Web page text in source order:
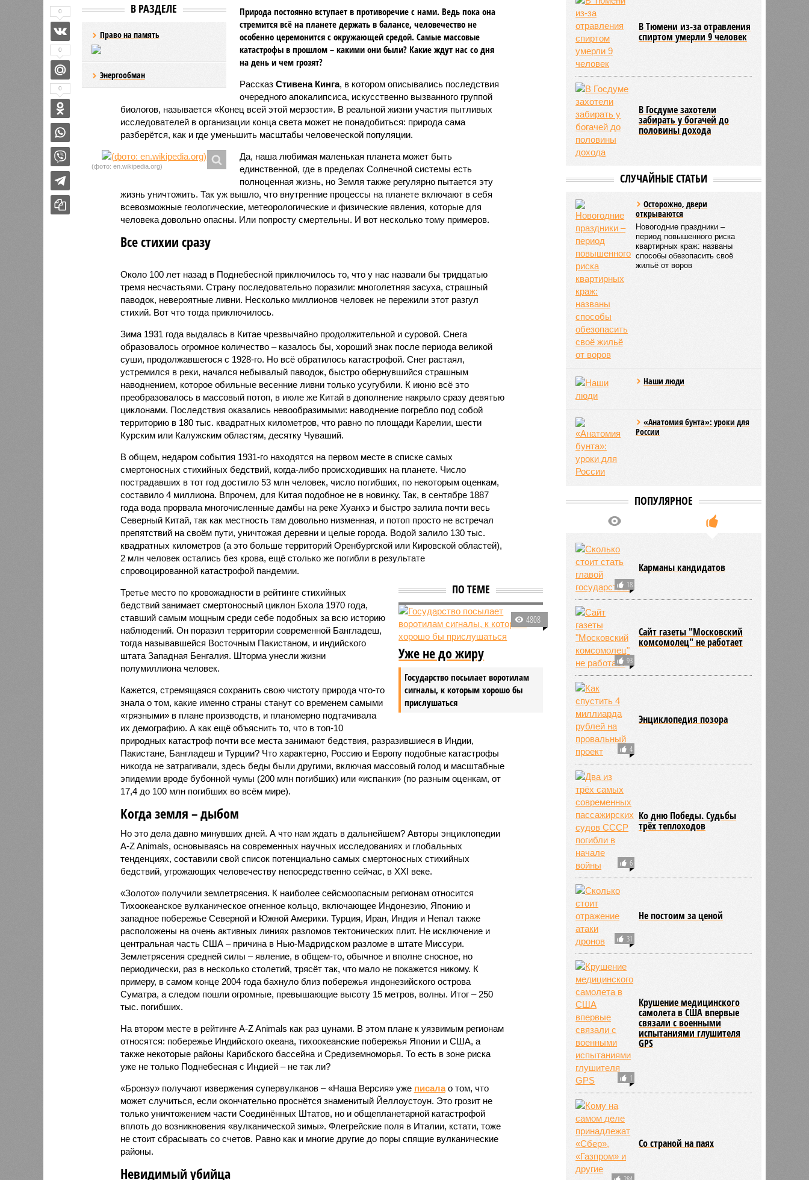
В РАЗДЕЛЕ
Право на память
Энергообман
Природа постоянно вступает в противоречие с нами. Ведь пока она
стремится всё на планете держать в балансе, человечество не
особенно церемонится с окружающей средой. Самые массовые
катастрофы в прошлом – какими они были? Какие ждут нас со дня
на день и чем грозят?
Рассказ Стивена Кинга, в котором описывались последствия
очередного апокалипсиса, искусственно вызванного группой
биологов, называется «Конец всей этой мерзости». В реальной жизни участия пытливых
исследователей в организации конца света может не понадобиться: природа сама
разберётся, как и где уменьшить масштабы человеческой популяции.
(фото: en.wikipedia.org)
Да, наша любимая маленькая планета может быть
единственной, где в пределах Солнечной системы есть
полноценная жизнь, но Земля также регулярно пытается эту
жизнь уничтожить. Так уж вышло, что внутренние процессы на планете включают в себя
всевозможные геологические, метеорологические и физические явления, которые для
человека довольно опасны. Или попросту смертельны. И вот несколько тому примеров.
Все стихии сразу
Около 100 лет назад в Поднебесной приключилось то, что у нас назвали бы тридцатью
тремя несчастьями. Страну последовательно поразили: многолетняя засуха, страшный
паводок, невероятные ливни. Несколько миллионов человек не пережили этот разгул
стихий. Вот что тогда приключилось.
Зима 1931 года выдалась в Китае чрезвычайно продолжительной и суровой. Снега
образовалось огромное количество – казалось бы, хороший знак после периода великой
суши, продолжавшегося с 1928-го. Но всё обратилось катастрофой. Снег растаял,
устремился в реки, начался небывалый паводок, быстро обернувшийся страшным
наводнением, которое обильные весенние ливни только усугубили. К июню всё это
преобразовалось в массовый потоп, в июле же Китай в дополнение накрыло сразу девятью
циклонами. Последствия оказались невообразимыми: наводнение погребло под собой
территорию в 180 тыс. квадратных километров, что равно по площади Карелии, шести
Курским или Калужским областям, десятку Чуваший.
В общем, недаром события 1931-го находятся на первом месте в списке самых
смертоносных стихийных бедствий, когда-либо происходивших на планете. Число
пострадавших в тот год достигло 53 млн человек, число погибших, по некоторым оценкам,
составило 4 миллиона. Впрочем, для Китая подобное не в новинку. Так, в сентябре 1887
года вода прорвала многочисленные дамбы на реке Хуанхэ и быстро залила почти весь
Северный Китай, так как местность там довольно низменная, и потоп просто не встречал
препятствий на своём пути, уничтожая деревни и целые города. Водой залило 130 тыс.
квадратных километров (а это больше территорий Оренбургской или Кировской областей),
2 млн человек остались без крова, ещё столько же погибли в результате
спровоцированной катастрофой пандемии.
ПО ТЕМЕ
4808
Уже не до жиру
Государство посылает воротилам
сигналы, к которым хорошо бы
прислушаться
Третье место по кровожадности в рейтинге стихийных
бедствий занимает смертоносный циклон Бхола 1970 года,
ставший самым мощным среди себе подобных за всю историю
наблюдений. Он поразил территории современной Бангладеш,
тогда называвшейся Восточным Пакистаном, и индийского
штата Западная Бенгалия. Шторма унесли жизни
полумиллиона человек.
Кажется, стремящаяся сохранить свою чистоту природа что-то
знала о том, какие именно страны станут со временем самыми
«грязными» в плане производств, и планомерно подтачивала
их демографию. А как ещё объяснить то, что в топ-10
природных катастроф почти все места занимают бедствия, разразившиеся в Индии,
Пакистане, Бангладеш и Турции? Что характерно, Россию и Европу подобные катастрофы
никогда не затрагивали, здесь беды были другими, включая массовый голод и масштабные
эпидемии вроде бубонной чумы (200 млн погибших) или «испанки» (по разным оценкам, от
17,4 до 100 млн погибших во всём мире).
Когда земля – дыбом
Но это дела давно минувших дней. А что нам ждать в дальнейшем? Авторы энциклопедии
A-Z Animals, основываясь на современных научных исследованиях и глобальных
тенденциях, составили свой список потенциально самых смертоносных стихийных
бедствий, угрожающих человечеству непосредственно сейчас, в XXI веке.
«Золото» получили землетрясения. К наиболее сейсмоопасным регионам относится
Тихоокеанское вулканическое огненное кольцо, включающее Индонезию, Японию и
западное побережье Северной и Южной Америки. Турция, Иран, Индия и Непал также
расположены на очень активных линиях разломов тектонических плит. Не исключение и
центральная часть США – причина в Нью-Мадридском разломе в штате Миссури.
Землетрясения средней силы – явление, в общем-то, обычное и вполне сносное, но
периодически, раз в несколько столетий, трясёт так, что мало не покажется никому. К
примеру, в самом конце 2004 года бахнуло близ побережья индонезийского острова
Суматра, а следом пошли огромные, превышающие высоту 15 метров, волны. Итог – 250
тыс. погибших.
На втором месте в рейтинге A-Z Animals как раз цунами. В этом плане к уязвимым регионам
относятся: побережье Индийского океана, тихо­океанские побережья Японии и США, а
также некоторые районы Карибского бассейна и Средиземноморья. То есть в зоне риска
уже не только Поднебесная с Индией – не так ли?
«Бронзу» получают извержения супервулканов – «Наша Версия» уже писалао том, что
может случиться, если окончательно проснётся знаменитый Йеллоустоун. Это грозит не
только уничтожением части Соединённых Штатов, но и общепланетарной катастрофой
вплоть до возникновения «вулканической зимы». Флегрейские поля в Италии, кстати, тоже
не стоит сбрасывать со счетов. Равно как и многие другие до поры спящие вулканические
районы.
Невидимый убийца
0
0
0
В Тюмени из-за отравления
спиртом умерли 9 человек
В Госдуме захотели
забирать у богачей до
половины дохода
СЛУЧАЙНЫЕ СТАТЬИ
Осторожно, двери
открываются
Новогодние праздники –
период повышенного риска
квартирных краж: названы
способы обезопасить своё
жильё от воров
Наши люди
«Анатомия бунта»: уроки для
России
ПОПУЛЯРНОЕ
18
Карманы кандидатов
93
Сайт газеты "Московский
комсомолец" не работает
4
Энциклопедия позора
6
Ко дню Победы. Судьбы
трёх теплоходов
31
Не постоим за ценой
1
Крушение медицинского
самолета в США впервые
связали с военными
испытаниями глушителя
GPS
Со страной на паях